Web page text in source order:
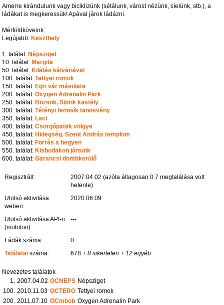
Amerre kirándulunk vagy biciklizünk (sétálunk, várost nézünk, síelünk, stb.), a
ládákat is megkeressük! Apával járok ládázni.
Mérföldköveink:
Legújabb:Keszthely
1. találat:Népsziget
10. találat:Margita
50. találat:Kilátás kálváriával
100. találat:Tettyei romok
150. találat:Egri vár másolata
200. találat:Oxygen Adrenalin Park
250. találat: Bozsok, Sibrik kastély
300. találat: Tétényi fennsík tanösvény
350. találat: Laci
400. találat: Csörgőpatak völgye
450. találat: Hidegség, Szent András templom
500. találat: Forrás a hegyen
550. találat: Kisbodakon jártunk
600. találat: Garancsi dombkerülő
Regisztrált:
2007.04.02 (azóta átlagosan 0.7 megtalálása volt
hetente)
Utolsó aktivitása
weben:
2020.06.09
Utolsó aktivitása API-n
(mobilon):
---
Ládák száma:
0
Találatai száma: 678 + 8 sikertelen + 12 egyéb
Nevezetes találatok
1.
2007.04.02 GCNEPS Népsziget
100. 2010.11.03 GCTERO Tettyei romok
200. 2011.07.10 GCmbob Oxygen Adrenalin Park